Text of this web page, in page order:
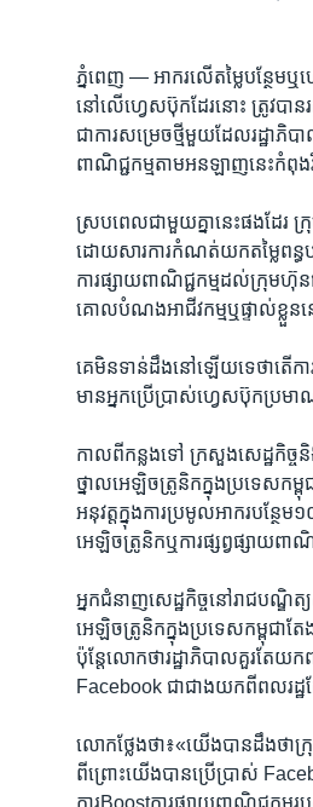
ភ្នំពេញ —អាករ​លើ​តម្លៃ​បន្ថែម​
នៅ​លើ​ហ្វេសប៊ុក​ដែរ​នោះ ត្រូវ​បាន​
ជា​ការ​សម្រេច​ថ្មី​មួយ​ដែល​រដ្ឋាភិ
ពាណិជ្ជ​កម្ម​តាម​អនឡាញ​នេះ​កំពុង​
ស្រប​ពេល​ជាមួយ​គ្នា​នេះ​ផង​ដែរ​
ដោយ​សារ​ការ​កំណត់​យក​តម្លៃ​ពន្ធ​ប
ការ​ផ្សាយ​ពាណិជ្ជកម្ម​ដល់​ក្រុមហ៊ុ
គោលបំណង​អាជីវកម្ម​ឬ​ផ្ទាល់​ខ្លួន​ន
គេ​មិន​ទាន់​ដឹង​នៅ​ឡើយ​ទេ​ថា​តើ​ក
មាន​អ្នក​ប្រើប្រាស់​ហ្វេសប៊ុក​ប្
កាល​ពី​កន្លង​ទៅ​ ក្រសួង​សេដ្ឋ​កិច្ច​
ថ្នាល​អេឡិចត្រូនិក​ក្នុង​ប្រទេស​ក
អនុវត្ត​ក្នុង​ការ​ប្រមូល​អាករ​បន្ថ
អេឡិចត្រូនិក​ឬ​ការ​ផ្សព្វ​ផ្សាយ​ពាណិ
អ្នក​ជំនាញ​សេដ្ឋកិច្ច​នៅ​រាជ​បណ្ឌិ
អេឡិចត្រូនិក​ក្នុង​ប្រទេស​កម្ពុជា​ត
ប៉ុន្តែ​លោក​ថា​រដ្ឋាភិបាល​គួរ​តែ​
Facebook​ ជា​ជាង​យក​ពី​ពលរដ្ឋ​ដ
លោក​ថ្លែង​ថា៖​«យើង​បាន​ដឹង​ថា​
ពីព្រោះ​យើង​បាន​ប្រើ​ប្រាស់